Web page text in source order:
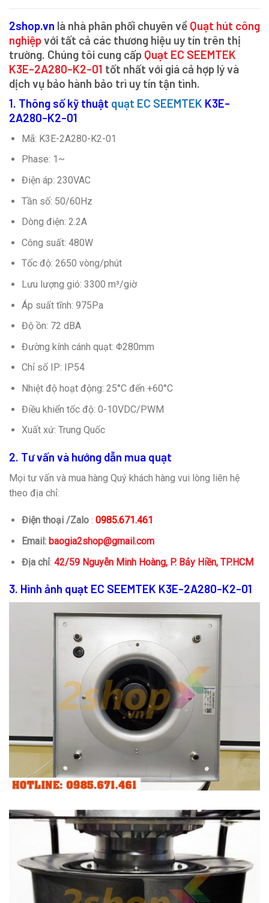
2shop.vn là nhà phân phối chuyên về Quạt hút công
nghiệpvới tất cả các thương hiệu uy tín trên thị
trường. Chúng tôi cung cấp Quạt EC SEEMTEK
K3E-2A280-K2-01 tốt nhất với giá cả hợp lý và
dịch vụ bảo hành bảo trì uy tín tận tình.
1. Thông số kỹ thuật quạt EC SEEMTEK K3E-
2A280-K2-01
Mã: K3E-2A280-K2-01
Phase: 1~
Điện áp: 230VAC
Tần số: 50/60Hz
Dòng điện: 2.2A
Công suất: 480W
Tốc độ: 2650 vòng/phút
Lưu lượng gió: 3300 m³/giờ
Áp suất tĩnh: 975Pa
Độ ồn: 72 dBA
Đường kính cánh quạt: Φ280mm
Chỉ số IP: IP54
Nhiệt độ hoạt động: 25°C đến +60°C
Điều khiển tốc độ: 0-10VDC/PWM
Xuất xứ: Trung Quốc
2. Tư vấn và hướng dẫn mua quạt
Mọi tư vấn và mua hàng Quý khách hàng vui lòng liên hệ
theo địa chỉ:
Điện thoại /Zalo: 0985.671.461
Email: baogia2shop@gmail.com
Địa chỉ: 42/59 Nguyễn Minh Hoàng, P. Bảy Hiền, TP.HCM
3. Hình ảnh quạt EC SEEMTEK K3E-2A280-K2-01